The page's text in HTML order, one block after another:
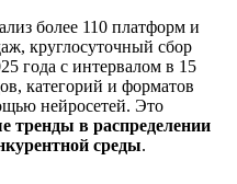
более 110 платформ и
круглосуточный сбор
года с интервалом в 15
категорий и форматов
нейросетей. Это
тренды в распределении
среды.